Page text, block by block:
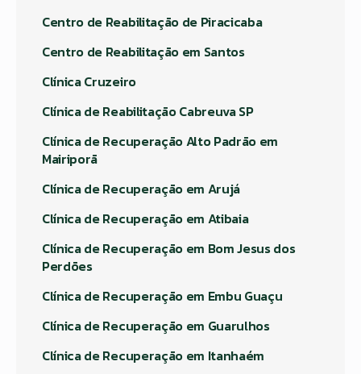
Centro de Reabilitação de Piracicaba
Centro de Reabilitação em Santos
Clínica Cruzeiro
Clínica de Reabilitação Cabreuva SP
Clínica de Recuperação Alto Padrão em
Mairiporã
Clínica de Recuperação em Arujá
Clínica de Recuperação em Atibaia
Clínica de Recuperação em Bom Jesus dos
Perdões
Clínica de Recuperação em Embu Guaçu
Clínica de Recuperação em Guarulhos
Clínica de Recuperação em Itanhaém